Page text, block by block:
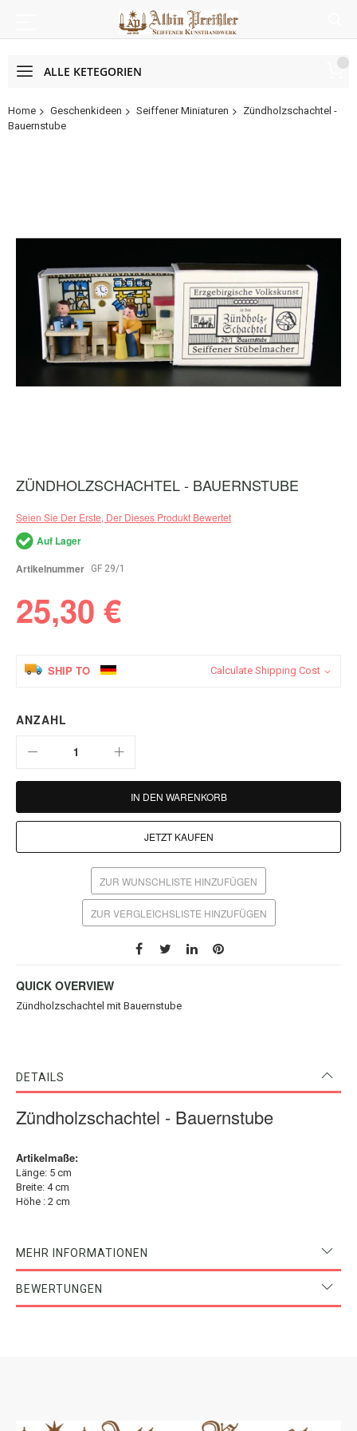
ALLE KETEGORIEN
Home Geschenkideen Seiffener Miniaturen
Zündholzschachtel -
Bauernstube
Zum
Anfang
Bildergalerie
springen
ZÜNDHOLZSCHACHTEL - BAUERNSTUBE
Seien Sie Der Erste, Der Dieses Produkt Bewertet
Auf Lager
Artikelnummer
GF 29/1
25,30 €
SHIP TO Calculate Shipping Cost
ANZAHL
IN DEN WARENKORB
JETZT KAUFEN
ZUR WUNSCHLISTE HINZUFÜGEN
ZUR VERGLEICHSLISTE HINZUFÜGEN
QUICK OVERVIEW
Zündholzschachtel mit Bauernstube
DETAILS
Zündholzschachtel - Bauernstube
Artikelmaße:
Länge: 5 cm
Breite: 4 cm
Höhe : 2 cm
MEHR INFORMATIONEN
BEWERTUNGEN